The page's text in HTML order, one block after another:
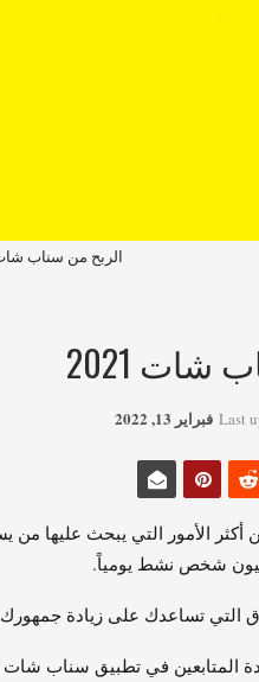
الربح من سناب
2021
Last فبراير 13, 2022
أكثر الأمور التي يبحث عليها
التي تساعدك على زيادة
في تطبيق سناب شات 2021